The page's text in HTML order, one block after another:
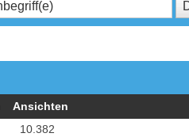
Ansichten
10.382